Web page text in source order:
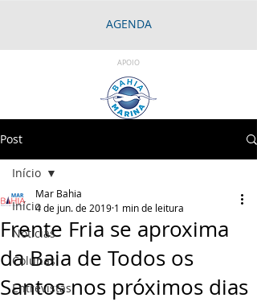
AGENDA
APOIO
Post
Início
Notícias
Colunas
Entrevistas
Início
Frente Fria se aproxima
da Baia de Todos os
Santos nos próximos dias
Mar Bahia
4 de jun. de 2019 1 min de leitura